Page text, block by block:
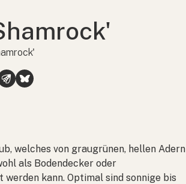
welches von graugrünen, hellen Adern
als Bodendecker oder
kann. Optimal sind sonnige bis